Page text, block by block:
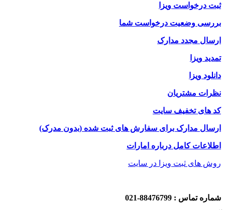
ثبت درخواست ویزا
بررسی وضعیت درخواست شما
ارسال مجدد مدارک
تمدید ویزا
دانلود ویزا
نظرات مشتریان
کد های تخفیف سایت
ارسال مدارک برای سفارش های ثبت شده (بدون مدرک)
اطلاعات کامل درباره امارات
روش های ثبت ویزا در سایت
شماره تماس : 88476799-021